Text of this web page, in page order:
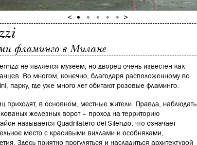
фламинго в Милане
не является музеем, но дворец очень известен как
Во многом, конечно, благодаря расположенному во
парку, где уже много лет обитают розовые фламинго.
приходят, в основном, местные жители. Правда, наблюдать
железных ворот – проход на территорию
называется Quadrilatero del Silenzio, что означает
место с красивыми виллами и особняками,
Здесь приятно прогуляться и насладиться архитектурой